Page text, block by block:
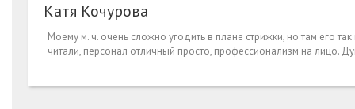
Катя Кочурова
Моему м. ч. очень сложно угодить в плане стрижки, но там его
читали, персонал отличный просто, профессионализм на лицо.